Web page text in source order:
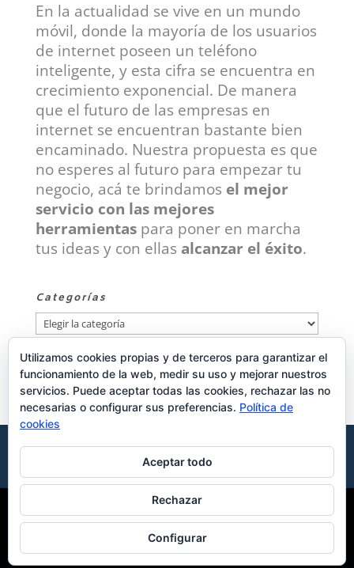
En la actualidad se vive en un mundo
móvil, donde la mayoría de los usuarios
de internet poseen un teléfono
inteligente, y esta cifra se encuentra en
crecimiento exponencial. De manera
que el futuro de las empresas en
internet se encuentran bastante bien
encaminado. Nuestra propuesta es que
no esperes al futuro para empezar tu
negocio, acá te brindamos el mejor
servicio con las mejores
herramientaspara poner en marcha
tus ideas y con ellas alcanzar el éxito.
Categorías
Categorías
Publicidad
Aviso de cookies
Política de privacidad
Aviso legal
Copyright © 2015 - 2019 Tu ID digital. Todos los derechos
reservados.
Utilizamos cookies propias y de terceros para garantizar el
funcionamiento de la web, medir su uso y mejorar nuestros
servicios. Puede aceptar todas las cookies, rechazar las no
necesarias o configurar sus preferencias. Política de
cookies
Aceptar todo
Rechazar
Configurar